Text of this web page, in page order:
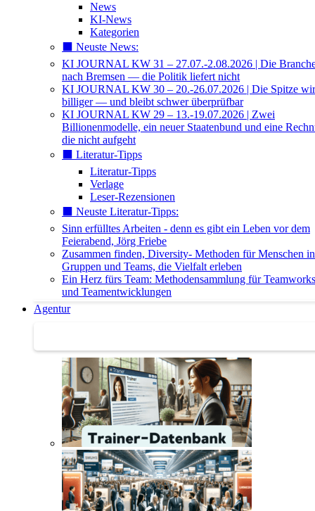
News
KI-News
Kategorien
⬛️ Neuste News:
KI JOURNAL KW 31 – 27.07.-2.08.2026 | Die
nach Bremsen — die Politik liefert nicht
KI JOURNAL KW 30 – 20.-26.07.2026 | Die Spitze
billiger — und bleibt schwer überprüfbar
KI JOURNAL KW 29 – 13.-19.07.2026 | Zwei
Billionenmodelle, ein neuer Staatenbund und eine
die nicht aufgeht
⬛️ Literatur-Tipps
Literatur-Tipps
Verlage
Leser-Rezensionen
⬛️ Neuste Literatur-Tipps:
Sinn erfülltes Arbeiten - denn es gibt ein Leben vor dem
Feierabend, Jörg Friebe
Zusammen finden, Diversity- Methoden für Menschen in
Gruppen und Teams, die Vielfalt erleben
Ein Herz fürs Team: Methodensammlung für
und Teamentwicklungen
Agentur